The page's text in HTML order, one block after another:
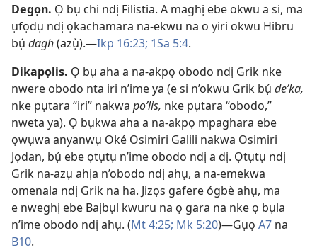
Degọn. Ọ bụ chi ndị Filistia. A maghị ebe okwu a si, ma
ụfọdụ ndị ọkachamara na-ekwu na o yiri okwu Hibru
bụ́ dagh(azụ̀).​—Ikp 16:23; 1Sa 5:4.
Dikapọlis. Ọ bụ aha a na-akpọ obodo ndị Grik nke
nwere obodo nta iri n’ime ya (e si n’okwu Grik bụ́ deʹka,
nke pụtara “iri” nakwa poʹlis, nke pụtara “obodo,”
nweta ya). Ọ bụkwa aha a na-akpọ mpaghara ebe
ọwụwa anyanwụ Oké Osimiri Galili nakwa Osimiri
Jọdan, bụ́ ebe ọtụtụ n’ime obodo ndị a dị. Ọtụtụ ndị
Grik na-azụ ahịa n’obodo ndị ahụ, a na-emekwa
omenala ndị Grik na ha. Jizọs gafere ógbè ahụ, ma
e nweghị ebe Baịbụl kwuru na ọ gara na nke ọ bụla
n’ime obodo ndị ahụ. (Mt 4:25; Mk 5:​20)​—Gụọ A7 na
B10.